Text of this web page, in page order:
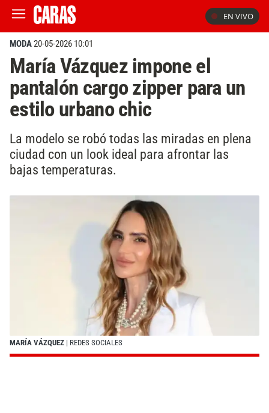
EN VIVO
MODA20-05-2026 10:01
María Vázquez impone el
pantalón cargo zipper para un
estilo urbano chic
La modelo se robó todas las miradas en plena
ciudad con un look ideal para afrontar las
bajas temperaturas.
MARÍA VÁZQUEZ | REDES SOCIALES